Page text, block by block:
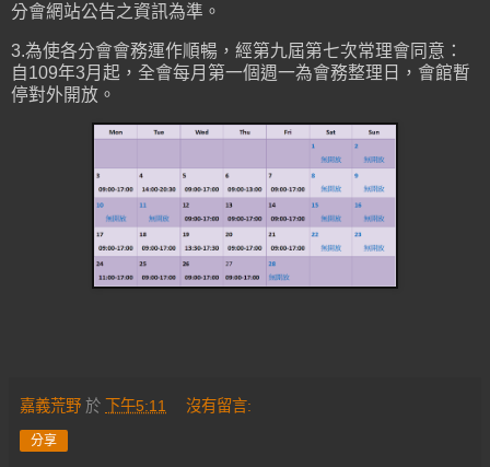
分會網站公告之資訊為準。
3.為使各分會會務運作順暢，經第九屆第七次常理會同意：
自109年3月起，全會每月第一個週一為會務整理日，會館暫
停對外開放。
嘉義荒野 於 下午5:11 沒有留言:
分享